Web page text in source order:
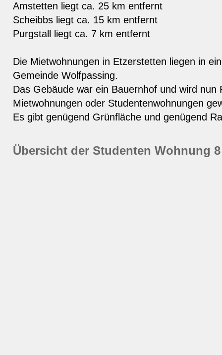
Amstetten liegt ca. 25 km entfernt
Scheibbs liegt ca. 15 km entfernt
Purgstall liegt ca. 7 km entfernt
Die Mietwohnungen in Etzerstetten liegen in
Gemeinde Wolfpassing.
Das Gebäude war ein Bauernhof und wird nun
Mietwohnungen oder Studentenwohnungen
Es gibt genügend Grünfläche und genügend
Übersicht der Studenten Wohnung 8